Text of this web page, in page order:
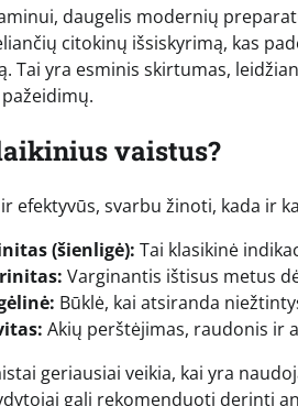
daugelis modernių
citokinų išsiskyrimą, kas
Tai yra esminis skirtumas,
vaistus?
efektyvūs, svarbu žinoti, kada ir
(šienligė): Tai klasikinė
Varginantis ištisus metus
Būklė, kai atsiranda
Akių perštėjimas, raudonis ir
geriausiai veikia, kai yra
gali rekomenduoti derinti